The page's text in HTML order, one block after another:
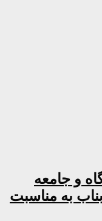
و جامعه
به مناسبت